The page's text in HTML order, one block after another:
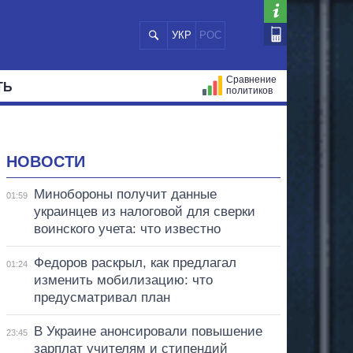
УКР РОС
Сравнение
политиков
НОВОСТИ
01:59
Минобороны получит данные
украинцев из налоговой для сверки
воинского учета: что известно
01:24
Федоров раскрыл, как предлагал
изменить мобилизацию: что
предусматривал план
23:45
В Украине анонсировали повышение
зарплат учителям и стипендий